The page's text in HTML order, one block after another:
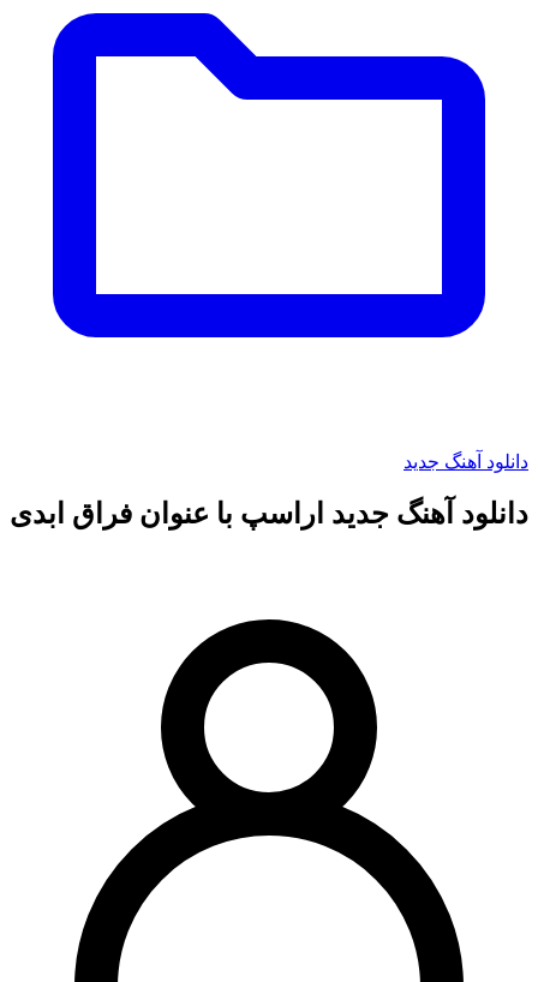
دانلود آهنگ جدید
دانلود آهنگ جدید اراسپ با عنوان فراق ابدی